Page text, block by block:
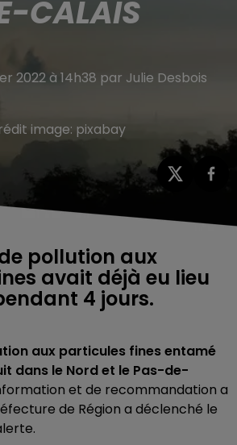
CALAIS
2022 à 14h38 par Julie Desbois
image: pixabay
pollution aux
avait déjà eu lieu
4 jours.
aux particules fines entamé
dans le Nord et le Pas-de-
et de recommandation a
de Région a déclenché le